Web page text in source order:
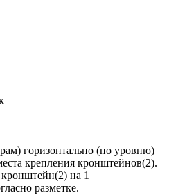
горизонтально (по уровню)
крепления кронштейнов(2).
на 1
разметке.